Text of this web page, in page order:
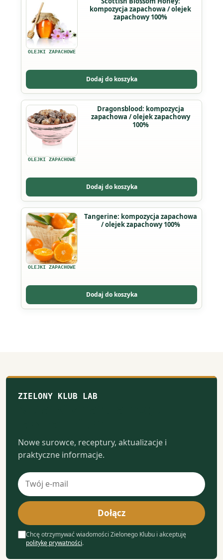
stronie
produktu
OLEJKI ZAPACHOWE
kompozycja zapachowa / olejek
zapachowy 100%
Dodaj do koszyka
produkt
ma
wiele
wariantów.
można
wybrać
na
stronie
produktu
OLEJKI ZAPACHOWE
Dragonsblood: kompozycja
zapachowa / olejek zapachowy
100%
Dodaj do koszyka
Ten
produkt
ma
wariantów.
można
wybrać
na
stronie
produktu
OLEJKI ZAPACHOWE
Tangerine: kompozycja zapachowa
/ olejek zapachowy 100%
Dodaj do koszyka
Ten
produkt
ma
wiele
wariantów.
można
wybrać
ZIELONY KLUB LAB
Nowe surowce, receptury, aktualizacje i
praktyczne informacje.
Adres
e-
mail
Dołącz
Chcę otrzymywać wiadomości Zielonego Klubu i akceptuję
politykę prywatności.